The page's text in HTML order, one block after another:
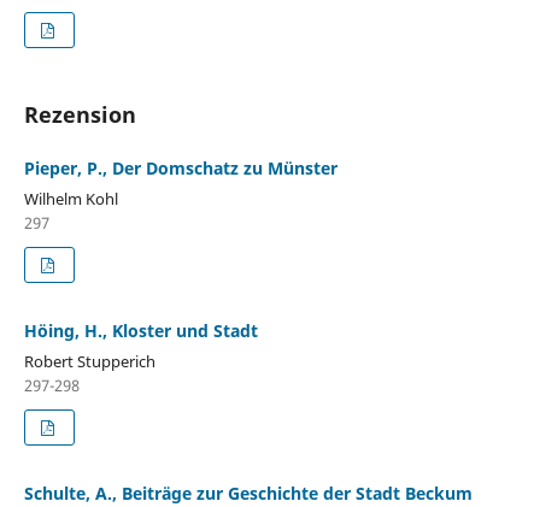
Rezension
Pieper, P., Der Domschatz zu Münster
Wilhelm Kohl
297
Höing, H., Kloster und Stadt
Robert Stupperich
297-298
Schulte, A., Beiträge zur Geschichte der Stadt Beckum